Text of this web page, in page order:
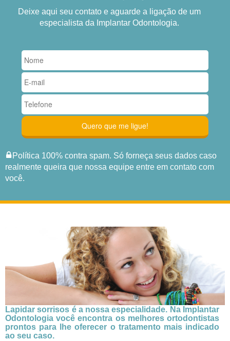
Deixe aqui seu contato e aguarde a ligação de um
especialista da Implantar Odontologia.
Política 100% contra spam. Só forneça seus dados caso
realmente queira que nossa equipe entre em contato com
você.
Lapidar sorrisos é a nossa especialidade. Na Implantar
Odontologia você encontra os melhores ortodontistas
prontos para lhe oferecer o tratamento mais indicado
ao seu caso.